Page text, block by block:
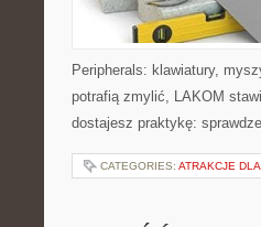
Peripherals: klawiatury,
potrafią zmylić, LAKOM
dostajesz praktykę:
CATEGORIES: ATRAKCJE